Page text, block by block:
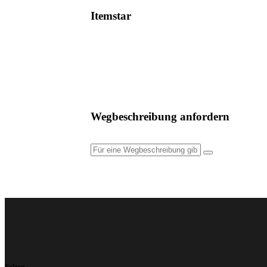
Itemstar
Wegbeschreibung anfordern